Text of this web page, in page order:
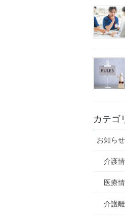
カテゴ
お知らせ
介護
医療
介護